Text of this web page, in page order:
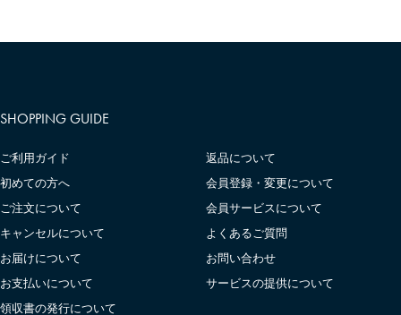
SHOPPING GUIDE
ご利用ガイド
初めての方へ
ご注文について
キャンセルについて
お届けについて
お支払いについて
領収書の発行について
返品について
会員登録・変更について
会員サービスについて
よくあるご質問
お問い合わせ
サービスの提供について